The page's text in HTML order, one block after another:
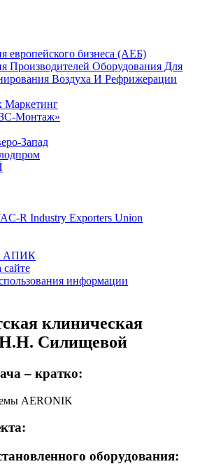
европейского бизнеса (АЕБ)
Производителей Оборудования Для
Воздуха И Рефрижерации
Маркетинг
Монтаж»
Запад
R Industry Exporters Union
АПИК
сайте
информации
клиническая
Силищевой
– кратко:
АERONIK
оборудования: